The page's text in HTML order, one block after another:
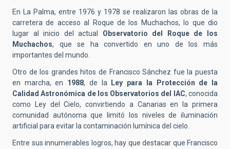
En La Palma, entre 1976 y 1978 se realizaron las obras de la
carretera de acceso al Roque de los Muchachos, lo que dio
lugar al inicio del actual Observatorio del Roque de los
Muchachos, que se ha convertido en uno de los más
importantes del mundo.
Otro de los grandes hitos de Francisco Sánchez fue la puesta
en marcha, en 1988, de la
Ley para la Protección de la
Calidad Astronómica de los Observatorios del IAC, conocida
como Ley del Cielo, convirtiendo a Canarias en la primera
comunidad autónoma que limitó los niveles de iluminación
artificial para evitar la contaminación lumínica del cielo.
Entre sus innumerables logros, hay que destacar que Francisco